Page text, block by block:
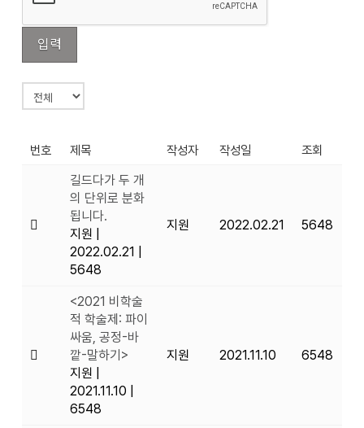
번호 제목 작성자 작성일
조회
길드다가 두 개
의 단위로 분화
됩니다.
지원
2022.02.21
5648
지원 2022.02.21 5648
<2021 비학술
적 학술제: 파이
싸움, 공정-바
깥-말하기>
지원
2021.11.10
6548
지원 2021.11.10 6548